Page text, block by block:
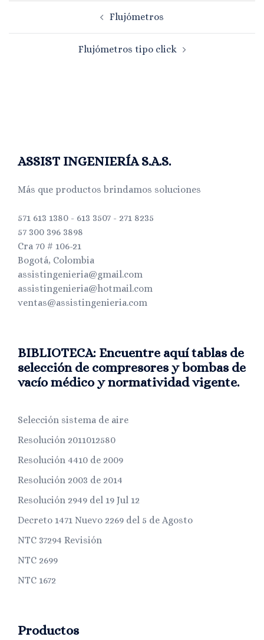
Flujómetros
Flujómetros tipo click
ASSIST INGENIERÍA S.A.S.
Más que productos brindamos soluciones
571 613 1380 - 613 3507 - 271 8235
57 300 396 3898
Cra 70 # 106-21
Bogotá, Colombia
assistingenieria@gmail.com
assistingenieria@hotmail.com
ventas@assistingenieria.com
BIBLIOTECA: Encuentre aquí tablas de
selección de compresores y bombas de
vacío médico y normatividad vigente.
Selección sistema de aire
Resolución 2011012580
Resolución 4410 de 2009
Resolución 2003 de 2014
Resolución 2949 del 19 Jul 12
Decreto 1471 Nuevo 2269 del 5 de Agosto
NTC 37294 Revisión
NTC 2699
NTC 1672
Productos